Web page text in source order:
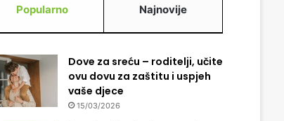
Popularno Najnovije
Dove za sreću – roditelji, učite
ovu dovu za zaštitu i uspjeh
vaše djece
15/03/2026